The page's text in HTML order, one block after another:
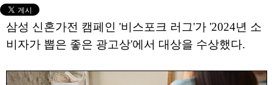
삼성 신혼가전 캠페인 '비스포크 러그'가 '2024년 소
비자가 뽑은 좋은 광고상'에서 대상을 수상했다.